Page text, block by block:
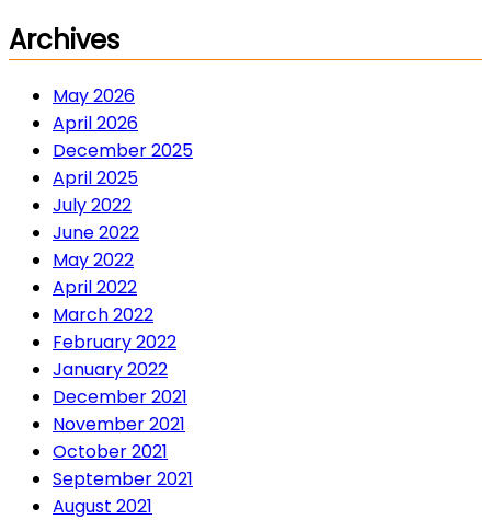
Archives
May 2026
April 2026
December 2025
April 2025
July 2022
June 2022
May 2022
April 2022
March 2022
February 2022
January 2022
December 2021
November 2021
October 2021
September 2021
August 2021